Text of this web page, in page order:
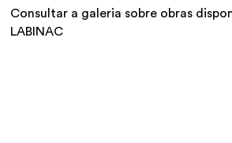
Consultar a galeria sobre obras
LABINAC